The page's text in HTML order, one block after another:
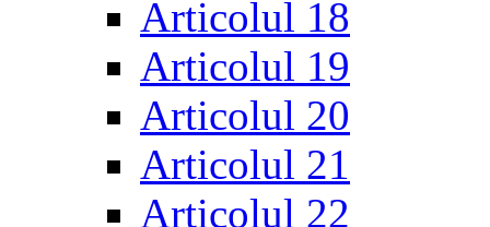
Articolul 18
Articolul 19
Articolul 20
Articolul 21
Articolul 22